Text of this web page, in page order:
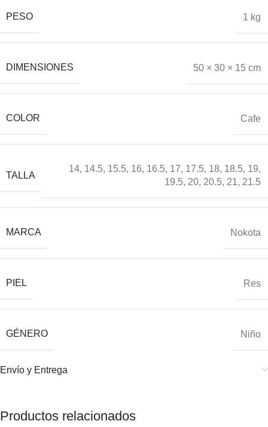
PESO 1 kg
DIMENSIONES 50 × 30 × 15 cm
COLOR Cafe
TALLA
14, 14.5, 15.5, 16, 16.5, 17, 17.5, 18, 18.5, 19,
19.5, 20, 20.5, 21, 21.5
MARCA Nokota
PIEL Res
GÉNERO Niño
Envío y Entrega
Productos relacionados